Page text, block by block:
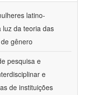
latino-
luz da teoria das
gênero
pesquisa e
e
de instituições